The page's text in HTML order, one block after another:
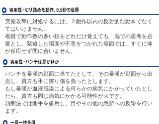
突発攻撃に対処するには、２動作以内の反射的な動きでなく
てはいけません。
複雑で動作数の多い技をどれだけ覚えても、脳での思考を必
要とし、緊迫した場面や不意をつかれた場面では、すぐに体
が反応せず間に合いません。
パンチを暴漢の顔面に当てたとして、その暴漢が顔面から出
血し、貴方も手に擦り傷を負ったとします。
もし暴漢が血液感染による何らかの病気にかかっていたとし
たら、貴方も同じ病気にかかる可能性が大です。
功朗法では開手を多用し、目やその他の急所への反撃を行い
ます。